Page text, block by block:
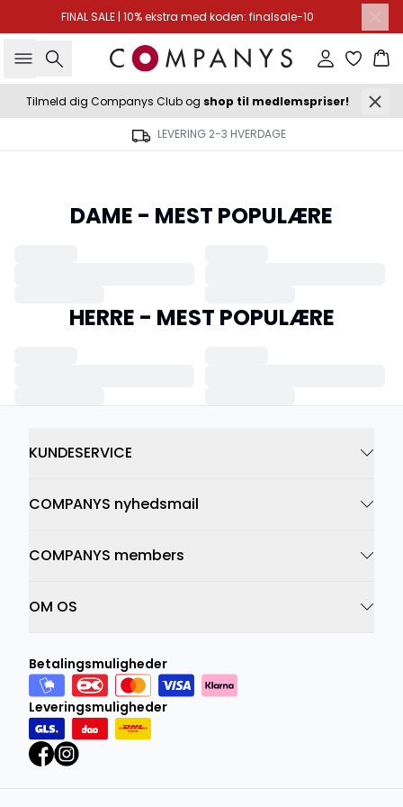
FINAL SALE | 10% ekstra med koden: finalsale-10
Søg Log ind
Tilmeld dig Companys Club og shop til medlemspriser!
LEVERING 2-3 HVERDAGE
DAME - MEST POPULÆRE
HERRE - MEST POPULÆRE
KUNDESERVICE
COMPANYS nyhedsmail
COMPANYS members
OM OS
Betalingsmuligheder
Leveringsmuligheder